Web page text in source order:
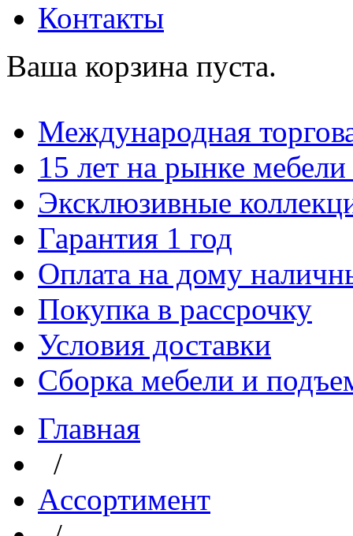
Контакты
Ваша корзина пуста.
Международная
15 лет на рынке
Эксклюзивные
Гарантия 1 год
Оплата на дому
Покупка в рассрочку
Условия доставки
Сборка мебели и
Главная
/
Aссортимент